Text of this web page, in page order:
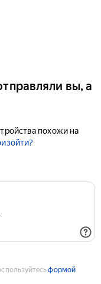
вы, а
похожи на
формой